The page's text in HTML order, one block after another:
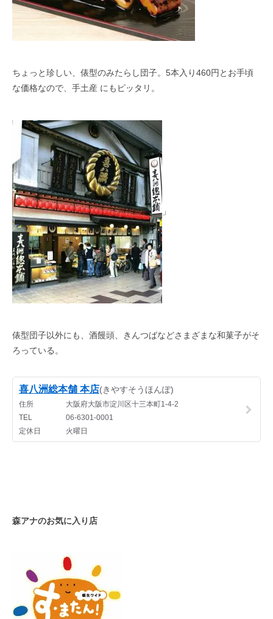
ちょっと珍しい、俵型のみたらし団子。5本入り460円とお手頃
な価格なので、手土産 にもピッタリ。
」
俵型団子以外にも、酒饅頭、きんつばなどさまざまな和菓子がそ
ろっている。
森アナのお気に入り店